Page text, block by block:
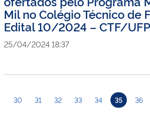
Mil no Colégio Técnico de
Edital 10/2024 – CTF/
25/04/2024 18:37
30 31 32 33 34 35 36